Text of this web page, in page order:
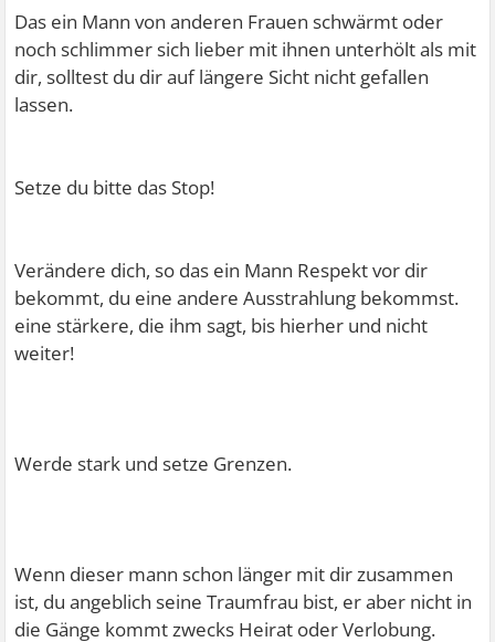
Das ein Mann von anderen Frauen schwärmt oder
noch schlimmer sich lieber mit ihnen unterhölt als mit
dir, solltest du dir auf längere Sicht nicht gefallen
lassen.
Setze du bitte das Stop!
Verändere dich, so das ein Mann Respekt vor dir
bekommt, du eine andere Ausstrahlung bekommst.
eine stärkere, die ihm sagt, bis hierher und nicht
weiter!
Werde stark und setze Grenzen.
Wenn dieser mann schon länger mit dir zusammen
ist, du angeblich seine Traumfrau bist, er aber nicht in
die Gänge kommt zwecks Heirat oder Verlobung.